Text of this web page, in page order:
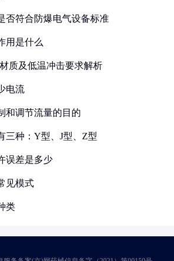
否符合防爆电气设备标准
用是什么
质及低温冲击要求解析
电流
和调节流量的目的
三种：Y型、J型、Z型
误差是多少
见模式
类